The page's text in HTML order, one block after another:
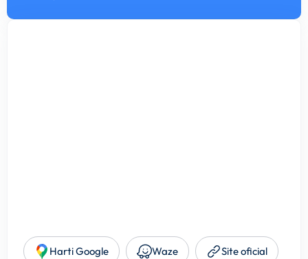
Harti Google Waze
Site oficial